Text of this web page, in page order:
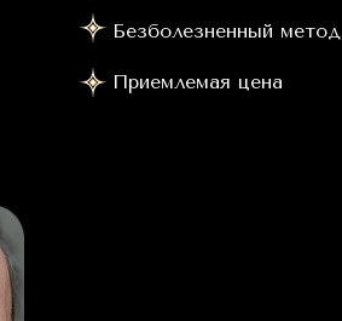
Безболезненный метод
Приемлемая цена